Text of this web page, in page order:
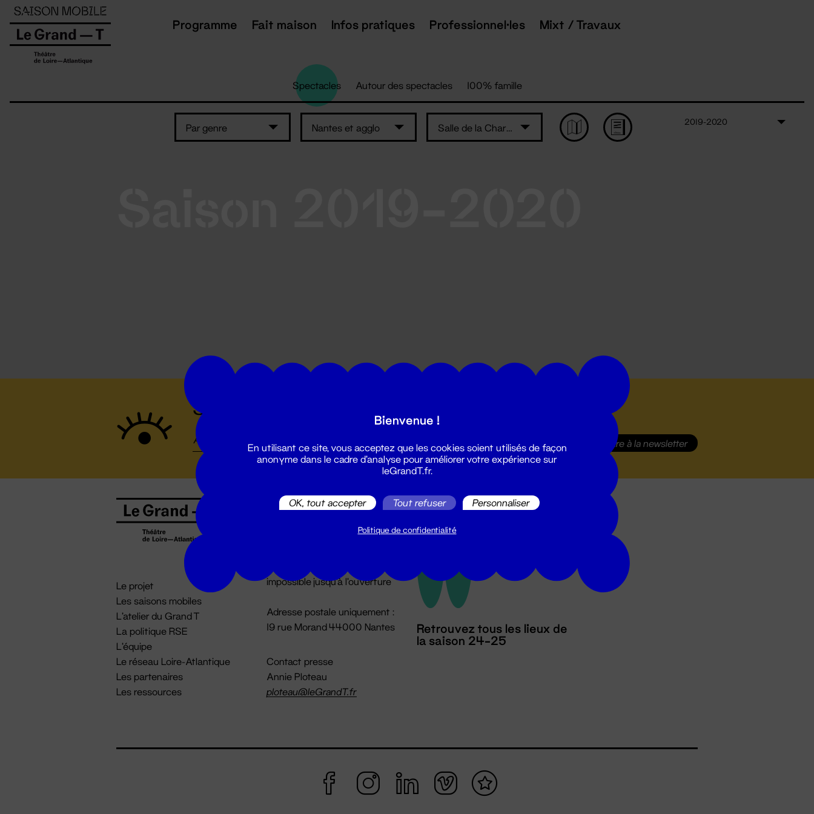
Programme Fait maison Infos pratiques Professionnel·les Mixt / Travaux
Spectacles Autour des spectacles 100% famille
Par genre Nantes et agglo Salle de la Charbonnière – Ancenis-Saint-Géréon
2019-2020
Suivez toutes les actualités du Grand T :
S'inscrire à la newsletter
Le projet
Les saisons mobiles
L'atelier du Grand T
La politique RSE
L'équipe
Le réseau Loire-Atlantique
Les partenaires
Les ressources
Billetterie
billetterie@leGrandT.fr
impossible jusqu'à l'ouverture
Adresse postale uniquement :
19 rue Morand 44000 Nantes
Contact presse
Annie Ploteau
ploteau@leGrandT.fr
Retrouvez tous les lieux de
la saison 24-25
Panneau de gestion des cookies
Bienvenue !
En utilisant ce site, vous acceptez que les cookies soient utilisés de façon
anonyme dans le cadre d'analyse pour améliorer votre expérience sur
leGrandT.fr.
OK, tout accepter Tout refuser Personnaliser
Politique de confidentialité